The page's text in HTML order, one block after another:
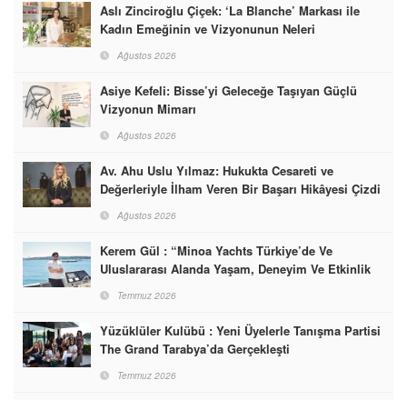
Aslı Zinciroğlu Çiçek: ‘La Blanche’ Markası ile
Kadın Emeğinin ve Vizyonunun Neleri
Başarabileceğinin En Güzel Örneğini Sunuyor
Ağustos 2026
Asiye Kefeli: Bisse’yi Geleceğe Taşıyan Güçlü
Vizyonun Mimarı
Ağustos 2026
Av. Ahu Uslu Yılmaz: Hukukta Cesareti ve
Değerleriyle İlham Veren Bir Başarı Hikâyesi Çizdi
Ağustos 2026
Kerem Gül : “Minoa Yachts Türkiye’de Ve
Uluslararası Alanda Yaşam, Deneyim Ve Etkinlik
Markası Olacak”
Temmuz 2026
Yüzüklüler Kulübü : Yeni Üyelerle Tanışma Partisi
The Grand Tarabya’da Gerçekleşti
Temmuz 2026